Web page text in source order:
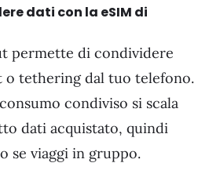
dati con la eSIM di
permette di condividere
tethering dal tuo telefono.
condiviso si scala
dati acquistato, quindi
se viaggi in gruppo.